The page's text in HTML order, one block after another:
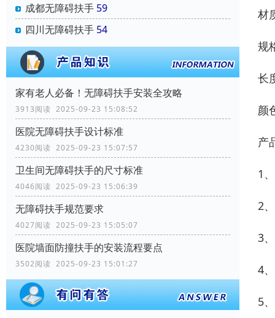
成都无障碍扶手 59
四川无障碍扶手 54
家有老人必备！无障碍扶手安装全攻略
3913阅读 2025-09-23 15:08:52
医院无障碍扶手设计标准
4230阅读 2025-09-23 15:07:57
卫生间无障碍扶手的尺寸标准
4046阅读 2025-09-23 15:06:39
无障碍扶手规范要求
4027阅读 2025-09-23 15:05:07
医院墙面防撞扶手的安装流程要点
3502阅读 2025-09-23 15:01:27
材
规
长
颜
产
1
2
3
4
5